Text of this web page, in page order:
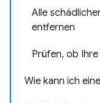
Alle
entfernen
Prüfen, ob
Wie kann ich